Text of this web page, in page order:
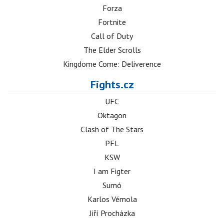
Forza
Fortnite
Call of Duty
The Elder Scrolls
Kingdome Come: Deliverence
Fights.cz
UFC
Oktagon
Clash of The Stars
PFL
KSW
I am Figter
Sumó
Karlos Vémola
Jiří Procházka